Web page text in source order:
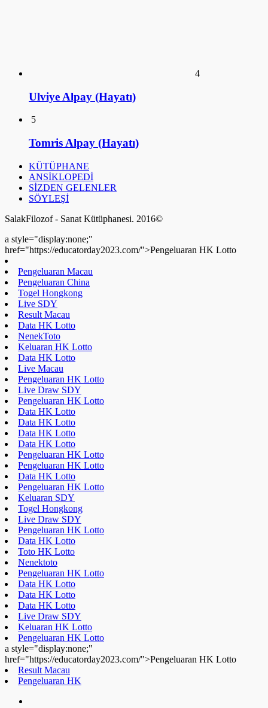
ANSİKLOPEDİ
SİZDEN GELENLER
SÖYLEŞİ
SalakFilozof - Sanat Kütüphanesi. 2016©
href="https://educatorday2023.com/">Pengeluaran HK Lotto
Pengeluaran Macau
Pengeluaran China
Live SDY
Data HK Lotto
NenekToto
Data HK Lotto
Live Macau
Pengeluaran HK Lotto
Live Draw SDY
Pengeluaran HK Lotto
Data HK Lotto
Data HK Lotto
Data HK Lotto
Data HK Lotto
Pengeluaran HK Lotto
Pengeluaran HK Lotto
Data HK Lotto
Pengeluaran HK Lotto
Keluaran SDY
Togel Hongkong
Live Draw SDY
Pengeluaran HK Lotto
Data HK Lotto
Toto HK Lotto
Nenektoto
Pengeluaran HK Lotto
Data HK Lotto
Data HK Lotto
Data HK Lotto
Live Draw SDY
Keluaran HK Lotto
Pengeluaran HK Lotto
a style="display:none;"
href="https://educatorday2023.com/">Pengeluaran HK Lotto
Result Macau
Pengeluaran HK